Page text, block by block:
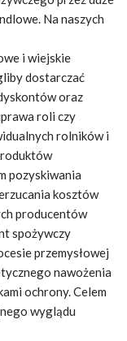
Na naszych
i wiejskie
dostarczać
oraz
roli czy
rolników i
pozyskiwania
kosztów
producentów
spożywczy
przemysłowej
nawożenia
ochrony. Celem
wyglądu